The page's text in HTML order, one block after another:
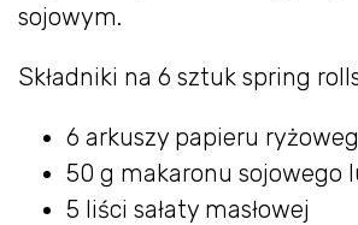
sojowym.
Składniki na 6 sztuk spring
6 arkuszy papieru
50 g makaronu sojowego
5 liści sałaty masłowej